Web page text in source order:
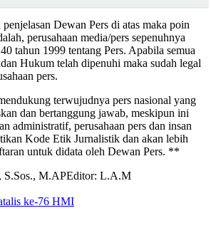
Dewan Pers di atas maka poin
perusahaan media/pers sepenuhnya
tahun 1999 tentang Pers. Apabila semua
Hukum telah dipenuhi maka sudah legal
pers.
terwujudnya pers nasional yang
dan bertanggung jawab, meskipun ini
administratif, perusahaan pers dan insan
Kode Etik Jurnalistik dan akan lebih
untuk didata oleh Dewan Pers. **
S.Sos., M.APEditor: L.A.M
ke-76 HMI